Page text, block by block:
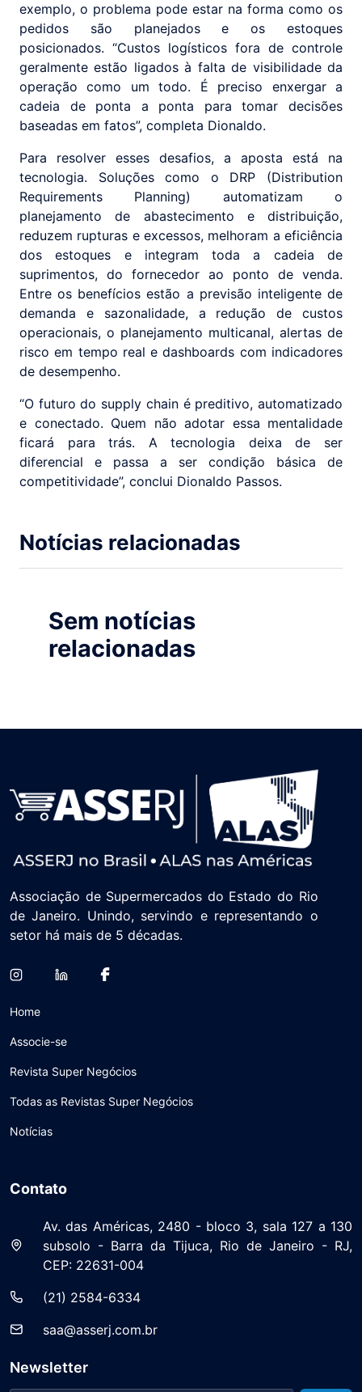
exemplo, o problema pode estar na forma como os
pedidos são planejados e os estoques
posicionados. “Custos logísticos fora de controle
geralmente estão ligados à falta de visibilidade da
operação como um todo. É preciso enxergar a
cadeia de ponta a ponta para tomar decisões
baseadas em fatos”, completa Dionaldo.
Para resolver esses desafios, a aposta está na
tecnologia. Soluções como o DRP (Distribution
Requirements Planning) automatizam o
planejamento de abastecimento e distribuição,
reduzem rupturas e excessos, melhoram a eficiência
dos estoques e integram toda a cadeia de
suprimentos, do fornecedor ao ponto de venda.
Entre os benefícios estão a previsão inteligente de
demanda e sazonalidade, a redução de custos
operacionais, o planejamento multicanal, alertas de
risco em tempo real e dashboards com indicadores
de desempenho.
“O futuro do supply chain é preditivo, automatizado
e conectado. Quem não adotar essa mentalidade
ficará para trás. A tecnologia deixa de ser
diferencial e passa a ser condição básica de
competitividade”, conclui Dionaldo Passos.
Notícias relacionadas
Sem notícias
relacionadas
Associação de Supermercados do Estado do Rio
de Janeiro. Unindo, servindo e representando o
setor há mais de 5 décadas.
Home
Associe-se
Revista Super Negócios
Todas as Revistas Super Negócios
Notícias
Contato
Av. das Américas, 2480 - bloco 3, sala 127 a 130
subsolo - Barra da Tijuca, Rio de Janeiro - RJ,
CEP: 22631-004
(21) 2584-6334
saa@asserj.com.br
Newsletter